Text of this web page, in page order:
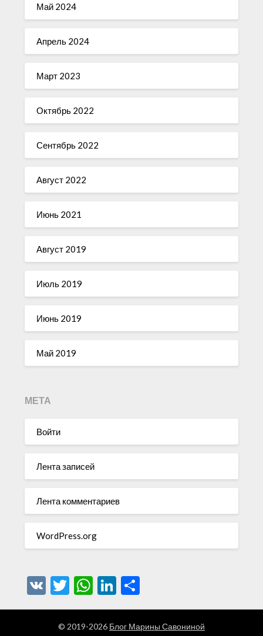
Май 2024
Апрель 2024
Март 2023
Октябрь 2022
Сентябрь 2022
Август 2022
Июнь 2021
Август 2019
Июль 2019
Июнь 2019
Май 2019
МЕТА
Войти
Лента записей
Лента комментариев
WordPress.org
VK Twitter
WhatsApp
LinkedIn
© 2019-2026 Блог Марины Савониной